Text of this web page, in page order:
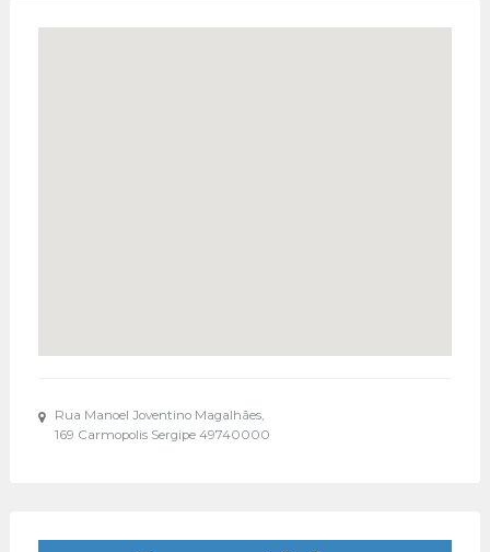
Rua Manoel Joventino Magalhães,
169 Carmopolis Sergipe 49740000